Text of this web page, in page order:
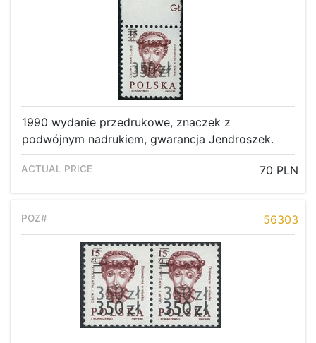
Home page
Current auction
Recent result
1990 wydanie przedrukowe, znaczek z
podwójnym nadrukiem, gwarancja Jendroszek.
70 PLN
56303